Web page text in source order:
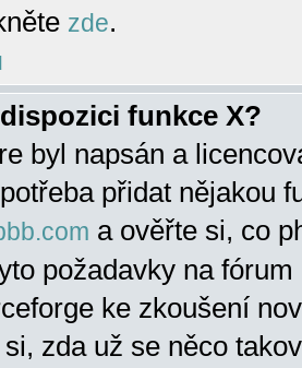
zde.
funkce X?
byl napsán a
přidat nějakou
a ověřte si, co
požadavky na
ke zkoušení
zda už se něco